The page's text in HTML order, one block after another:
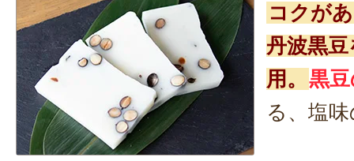
コクが
丹波黒
用。 黒
る、塩